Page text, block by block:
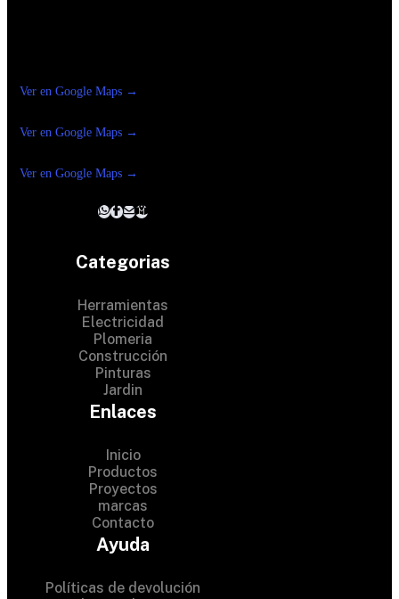
Ver en Google Maps →
Ver en Google Maps →
Ver en Google Maps →
Categorias
Herramientas
Electricidad
Plomeria
Construcción
Pinturas
Jardin
Enlaces
Inicio
Productos
Proyectos
marcas
Contacto
Ayuda
Políticas de devolución